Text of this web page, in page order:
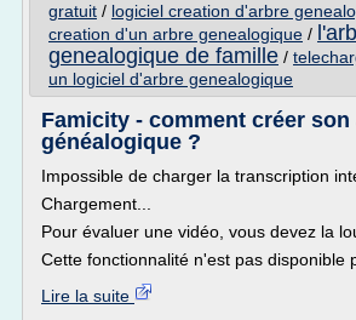
gratuit / logiciel creation d'arbre
creation d'un arbre genealogique /
genealogique de famille /
un logiciel d'arbre genealogique
Famicity - comment créer son
généalogique ?
Impossible de charger la transcription
Chargement...
Pour évaluer une vidéo, vous devez la
Cette fonctionnalité n'est pas disponible
Lire la suite